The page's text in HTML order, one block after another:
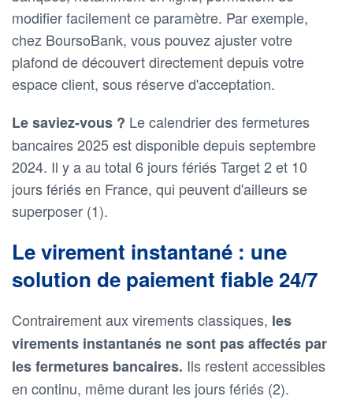
modifier facilement ce paramètre. Par exemple,
chez BoursoBank, vous pouvez ajuster votre
plafond de découvert directement depuis votre
espace client, sous réserve d'acceptation.
Le saviez-vous ? Le calendrier des fermetures
bancaires 2025 est disponible depuis septembre
2024. Il y a au total 6 jours fériés Target 2 et 10
jours fériés en France, qui peuvent d'ailleurs se
superposer (1).
Le virement instantané : une
solution de paiement fiable 24/7
Contrairement aux virements classiques, les
virements instantanés ne sont pas affectés par
les fermetures bancaires. Ils restent accessibles
en continu, même durant les jours fériés (2).